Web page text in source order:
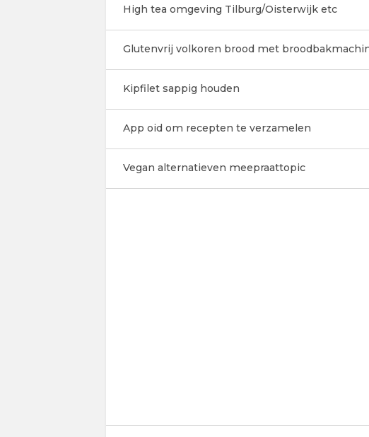
High tea omgeving Tilburg/Oisterwijk etc
Glutenvrij volkoren brood met
Kipfilet sappig houden
App oid om recepten te verzamelen
Vegan alternatieven meepraattopic